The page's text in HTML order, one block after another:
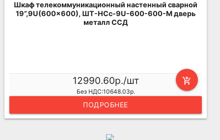
Шкаф телекоммуникационный настенный сварной
19”,9U(600x600), ШТ-НСс-9U-600-600-М дверь
металл ССД
add_shopping_cart
12990.60р./шт
Без НДС:10648.03р.
ПОДРОБНЕЕ